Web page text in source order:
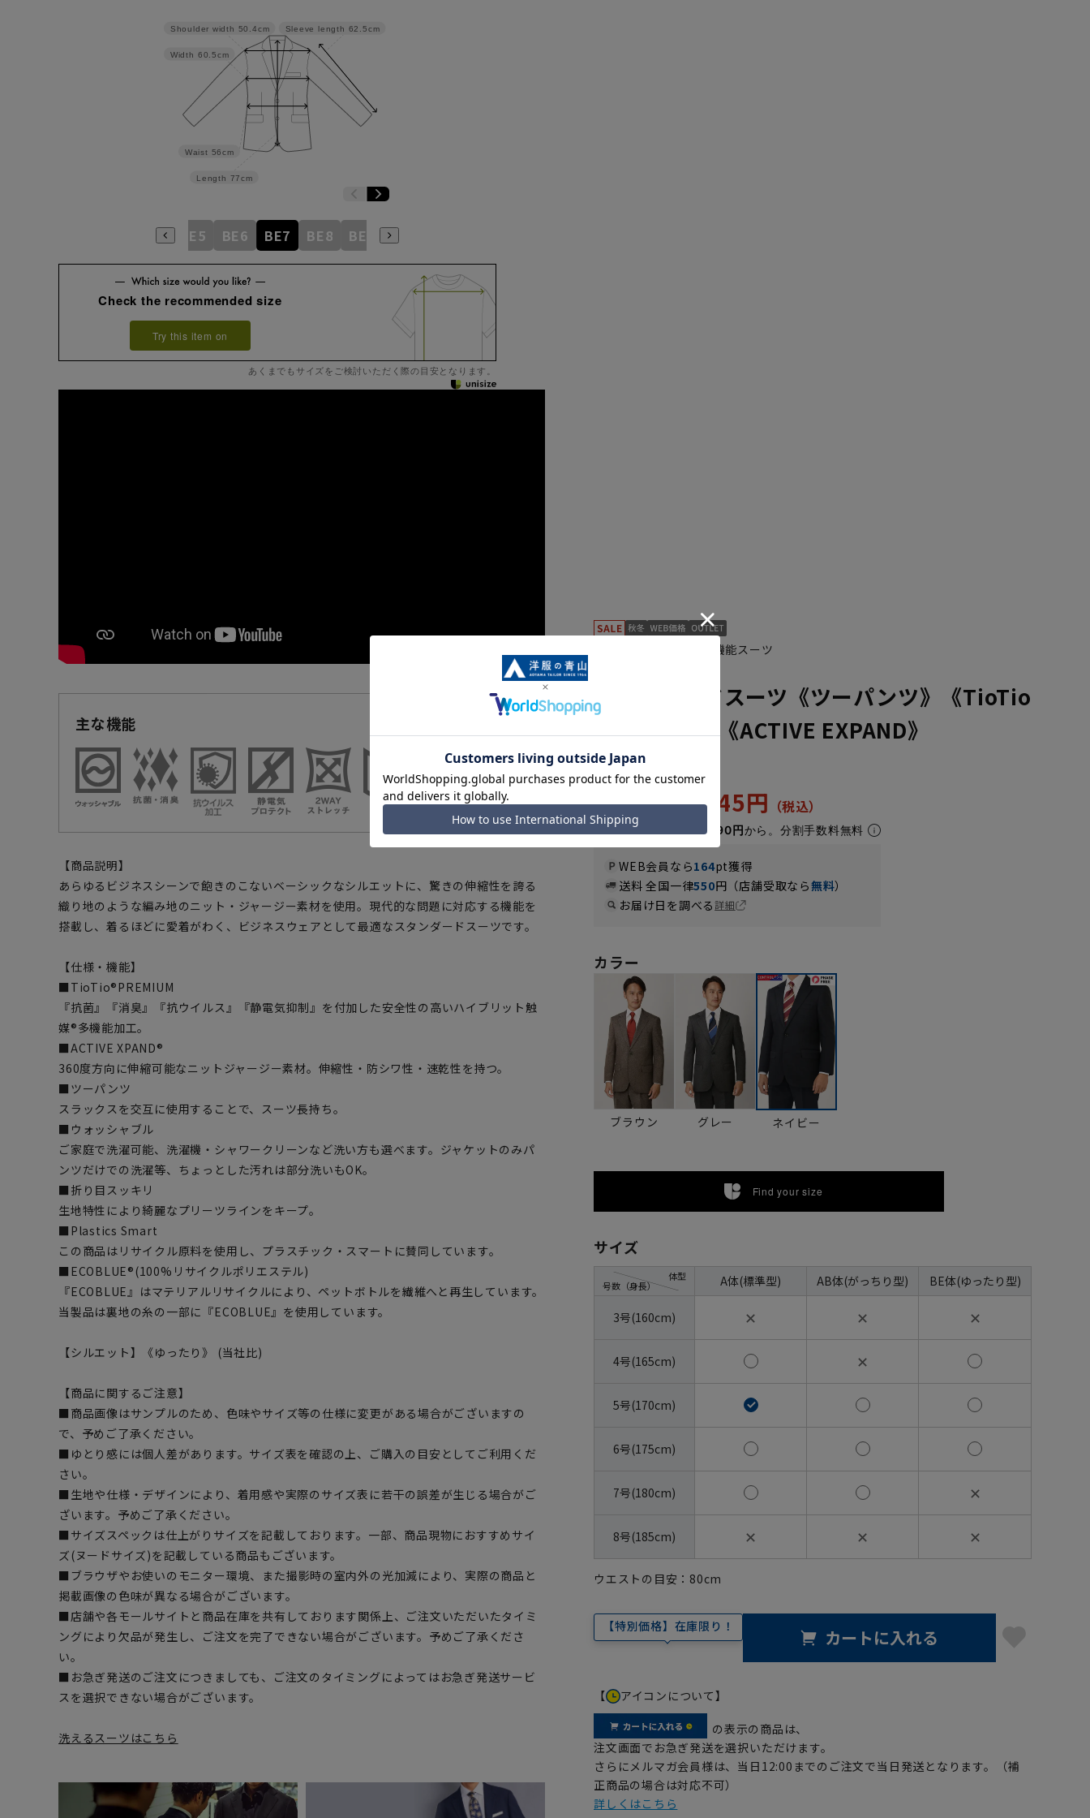
Sleeve length 62.5cm
Length 77cm
Waist 56cm
Width 60.5cm
Shoulder width 50.4cm
BE4 BE5 BE6 BE7 BE8 BE9 BE10
Check the recommended size
Try this item on
あくまでもサイズをご検討いただく際の目安となります。
主な機能
【商品説明】
あらゆるビジネスシーンで飽きのこないベーシックなシルエットに、驚きの伸縮性を誇る
織り地のような編み地のニット・ジャージー素材を使用。現代的な問題に対応する機能を
搭載し、着るほどに愛着がわく、ビジネスウェアとして最適なスタンダードスーツです。
【仕様・機能】
■TioTio®PREMIUM
『抗菌』『消臭』『抗ウイルス』『静電気抑制』を付加した安全性の高いハイブリット触
媒®多機能加工。
■ACTIVE XPAND®
360度方向に伸縮可能なニットジャージー素材。伸縮性・防シワ性・速乾性を持つ。
■ツーパンツ
スラックスを交互に使用することで、スーツ長持ち。
■ウォッシャブル
ご家庭で洗濯可能、洗濯機・シャワークリーンなど洗い方も選べます。ジャケットのみパ
ンツだけでの洗濯等、ちょっとした汚れは部分洗いもOK。
■折り目スッキリ
生地特性により綺麗なプリーツラインをキープ。
■Plastics Smart
この商品はリサイクル原料を使用し、プラスチック・スマートに賛同しています。
■ECOBLUE®(100%リサイクルポリエステル)
『ECOBLUE』はマテリアルリサイクルにより、ペットボトルを繊維へと再生しています。
当製品は裏地の糸の一部に『ECOBLUE』を使用しています。
【シルエット】《ゆったり》 (当社比)
【商品に関するご注意】
■商品画像はサンプルのため、色味やサイズ等の仕様に変更がある場合がございますの
で、予めご了承ください。
■ゆとり感には個人差があります。サイズ表を確認の上、ご購入の目安としてご利用くだ
さい。
■生地や仕様・デザインにより、着用感や実際のサイズ表に若干の誤差が生じる場合がご
ざいます。予めご了承ください。
■サイズスペックは仕上がりサイズを記載しております。一部、商品現物におすすめサイ
ズ(ヌードサイズ)を記載している商品もございます。
■ブラウザやお使いのモニター環境、また撮影時の室内外の光加減により、実際の商品と
掲載画像の色味が異なる場合がございます。
■店舗や各モールサイトと商品在庫を共有しております関係上、ご注文いただいたタイミ
ングにより欠品が発生し、ご注文を完了できない場合がございます。予めご了承くださ
い。
■お急ぎ発送のご注文につきましても、ご注文のタイミングによってはお急ぎ発送サービ
スを選択できない場合がございます。
洗えるスーツはこちら
驚きの伸縮性を誇る多機能スーツ
スタンダードスーツ《ツーパンツ》《TioTio
PREMIUM》《ACTIVE EXPAND》
《REGAL》
65,890円 32,945円
月々5,490円から。分割手数料無料
WEB会員なら164pt獲得
送料 全国一律550円（店舗受取なら無料）
お届け日を調べる詳細
カラー
ブラウン グレー ネイビー
Find your size
サイズ
号数（身長）
体型 A体(標準型) AB体(がっちり型) BE体(ゆったり型)
3号(160cm) ✕ ✕ ✕
4号(165cm) ✕
5号(170cm)
6号(175cm)
7号(180cm) ✕
8号(185cm) ✕ ✕ ✕
ウエストの目安： 80cm
【特別価格】在庫限り！ カートに入れる
【 アイコンについて】
の表示の商品は、
注文画面でお急ぎ発送を選択いただけます。
さらにメルマガ会員様は、当日12:00までのご注文で当日発送となります。（補
正商品の場合は対応不可）
詳しくはこちら